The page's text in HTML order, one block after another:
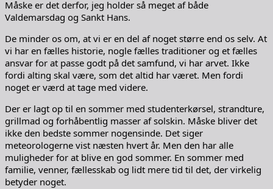
Måske er det derfor, jeg holder så meget af både
Valdemarsdag og Sankt Hans.
De minder os om, at vi er en del af noget større end os selv. At
vi har en fælles historie, nogle fælles traditioner og et fælles
ansvar for at passe godt på det samfund, vi har arvet. Ikke
fordi alting skal være, som det altid har været. Men fordi
noget er værd at tage med videre.
Der er lagt op til en sommer med studenterkørsel, strandture,
grillmad og forhåbentlig masser af solskin. Måske bliver det
ikke den bedste sommer nogensinde. Det siger
meteorologerne vist næsten hvert år. Men den har alle
muligheder for at blive en god sommer. En sommer med
familie, venner, fællesskab og lidt mere tid til det, der virkelig
betyder noget.